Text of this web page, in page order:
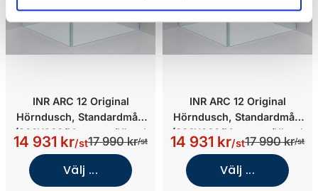
INR ARC 12 Original
Hörndusch, Standardmått
(900X900/Mattsvart/Klargl
as)
14 931 kr/st17 990 kr/st
Välj ...
INR ARC 12 Original
Hörndusch, Standardmått
(800X800/Mattsvart/Klargl
as)
14 931 kr/st17 990 kr/st
Välj ...